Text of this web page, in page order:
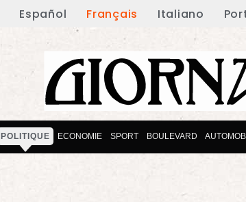
Español Français Italiano
POLITIQUE ECONOMIE SPORT BOULEVARD